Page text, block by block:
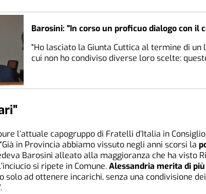
Barosini: "In corso un proficuo dialogo con il
"Ho lasciato la Giunta Cuttica al termine di un
cui non ho condiviso diverse loro scelte:
l’attuale capogruppo di Fratelli d’Italia in
in Provincia abbiamo vissuto negli anni scorsi la
Barosini alleato alla maggioranza che ha visto
si ripete in Comune.Alessandria merita di
solo ad ottenere incarichi, senza una condivisione